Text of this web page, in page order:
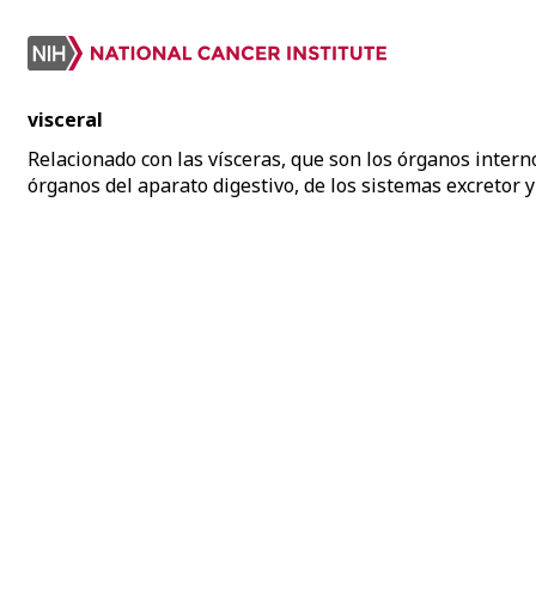
visceral
Relacionado con las vísceras, que son los órganos
órganos del aparato digestivo, de los sistemas excretor